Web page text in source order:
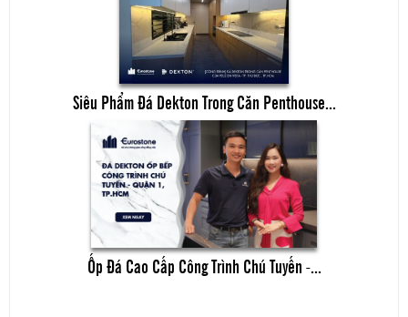
Siêu Phẩm Đá Dekton Trong Căn Penthouse...
Ốp Đá Cao Cấp Công Trình Chú Tuyến -...